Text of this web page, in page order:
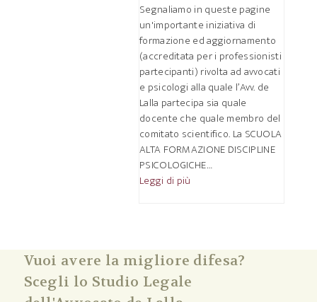
Segnaliamo in queste pagine
un'importante iniziativa di
formazione ed aggiornamento
(accreditata per i professionisti
partecipanti) rivolta ad avvocati
e psicologi alla quale l’Avv. de
Lalla partecipa sia quale
docente che quale membro del
comitato scientifico. La SCUOLA
ALTA FORMAZIONE DISCIPLINE
PSICOLOGICHE…
Leggi di più
Vuoi avere la migliore difesa?
Scegli lo Studio Legale